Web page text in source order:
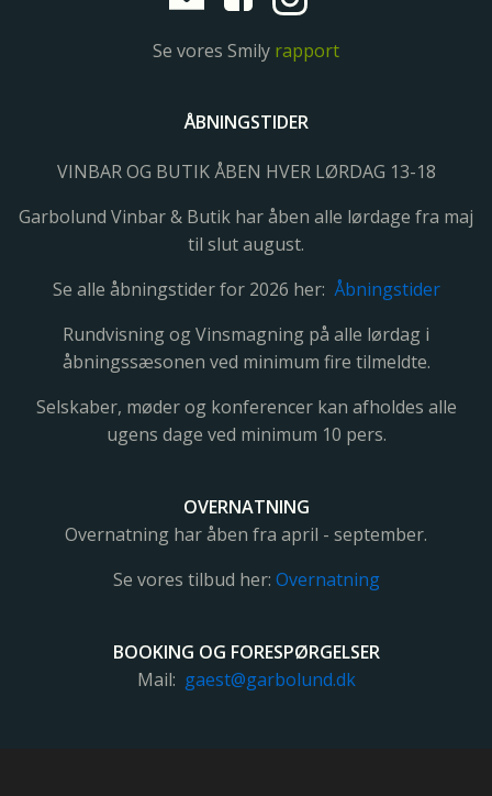
Se vores Smily rapport
ÅBNINGSTIDER
VINBAR OG BUTIK ÅBEN HVER LØRDAG 13-18
Garbolund Vinbar & Butik har åben alle lørdage fra maj
til slut august.
Se alle åbningstider for 2026 her: Åbningstider
Rundvisning og Vinsmagning på alle lørdag i
åbningssæsonen ved minimum fire tilmeldte.
Selskaber, møder og konferencer kan afholdes alle
ugens dage ved minimum 10 pers.
OVERNATNING
Overnatning har åben fra april - september.
Se vores tilbud her: Overnatning
BOOKING OG FORESPØRGELSER
Mail: gaest@garbolund.dk